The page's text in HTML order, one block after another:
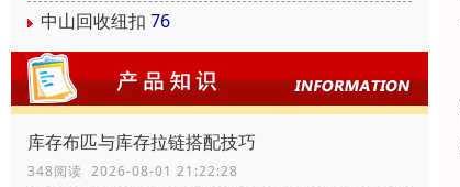
中山回收纽扣 76
库存布匹与库存拉链搭配技巧
348阅读 2026-08-01 21:22:28